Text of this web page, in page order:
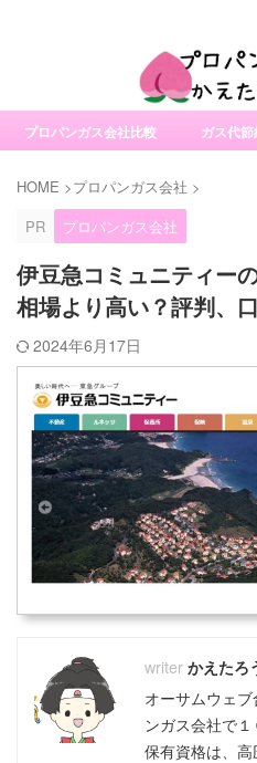
プロパンガス会社比較 ガス代
HOME >プロパンガス会社 >
PR
プロパンガス会社
伊豆急コミュニティー
相場より高い？評判、
2024年6月17日
かえたろ
オーサムウェ
ンガス会社で１
保有資格は、